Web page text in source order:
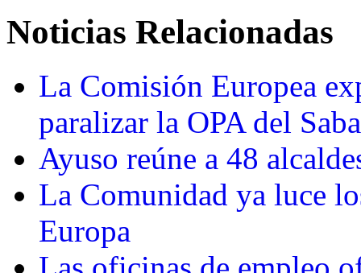
Noticias Relacionadas
La Comisión Europea
paralizar la OPA del
Ayuso reúne a 48
La Comunidad ya luce
Europa